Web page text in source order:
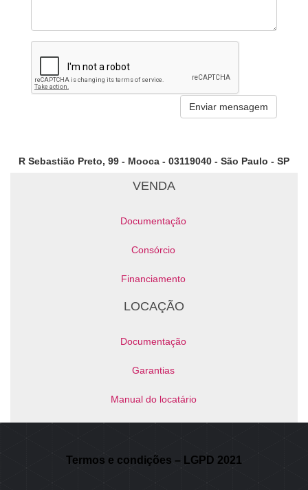
Termos e condições – LGPD 2021
R Sebastião Preto, 99 - Mooca - 03119040 - São Paulo - SP
VENDA
Documentação
Consórcio
Financiamento
LOCAÇÃO
Documentação
Garantias
Manual do locatário
NOSSOS CANAIS
Área do Proprietário / Locatário